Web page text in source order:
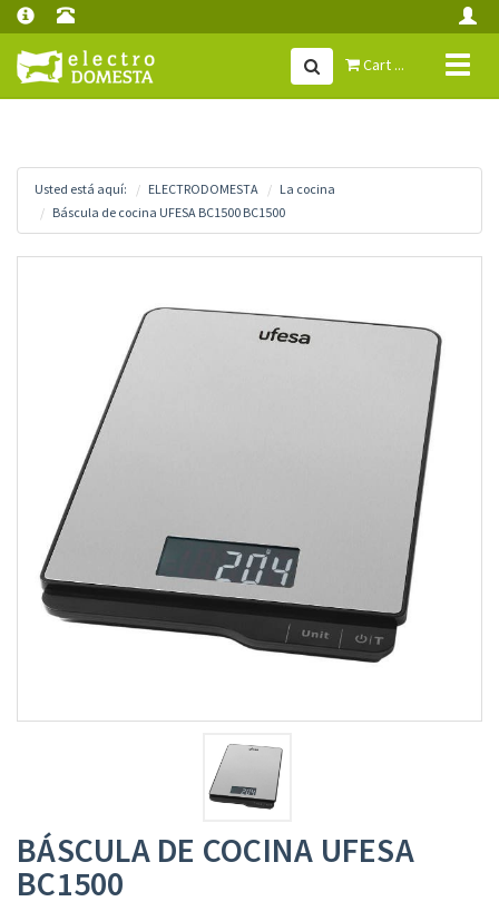
Cart ...
Usted está aquí: ELECTRODOMESTA
La cocina
Báscula de cocina UFESA BC1500 BC1500
BÁSCULA DE COCINA UFESA
BC1500